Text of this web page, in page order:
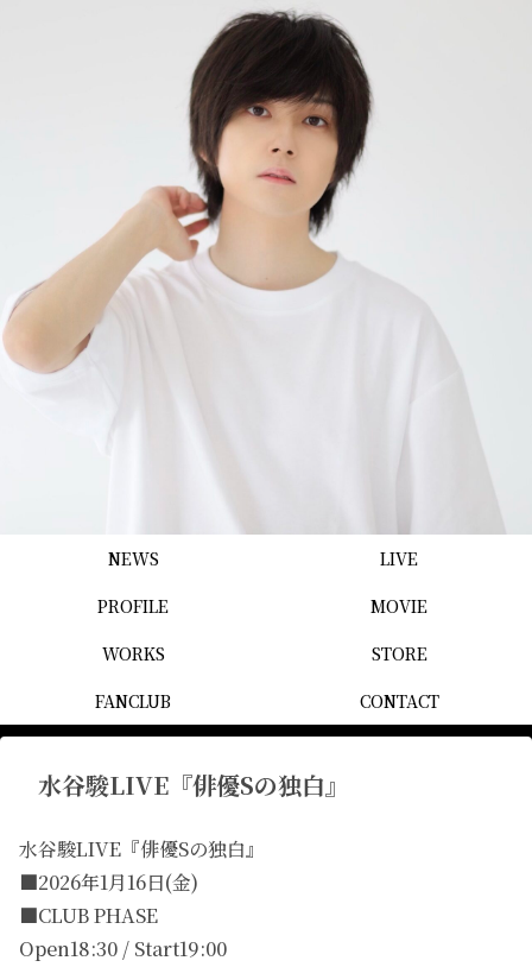
NEWS
LIVE
PROFILE
MOVIE
WORKS
STORE
FANCLUB
CONTACT
水谷駿LIVE『俳優Sの独白』
水谷駿LIVE『俳優Sの独白』
■2026年1月16日(金)
■CLUB PHASE
Open18:30 / Start19:00